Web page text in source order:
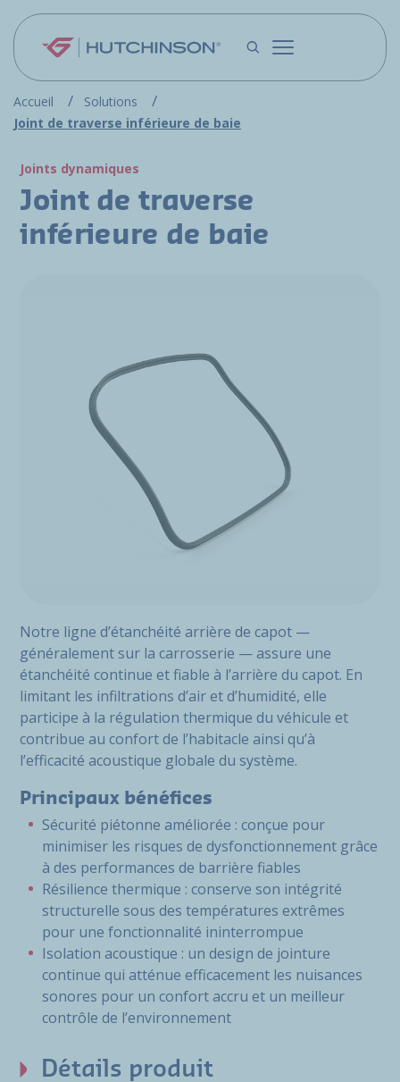
Aller au contenu principal
Accueil
Solutions
Joint de traverse inférieure de baie
Joints dynamiques
Joint de traverse
inférieure de baie
Notre ligne d’étanchéité arrière de capot —
généralement sur la carrosserie — assure une
étanchéité continue et fiable à l’arrière du capot. En
limitant les infiltrations d’air et d’humidité, elle
participe à la régulation thermique du véhicule et
contribue au confort de l’habitacle ainsi qu’à
l’efficacité acoustique globale du système.
Principaux bénéfices
Sécurité piétonne améliorée : conçue pour
minimiser les risques de dysfonctionnement grâce
à des performances de barrière fiables
Résilience thermique : conserve son intégrité
structurelle sous des températures extrêmes
pour une fonctionnalité ininterrompue
Isolation acoustique : un design de jointure
continue qui atténue efficacement les nuisances
sonores pour un confort accru et un meilleur
contrôle de l’environnement
Détails produit